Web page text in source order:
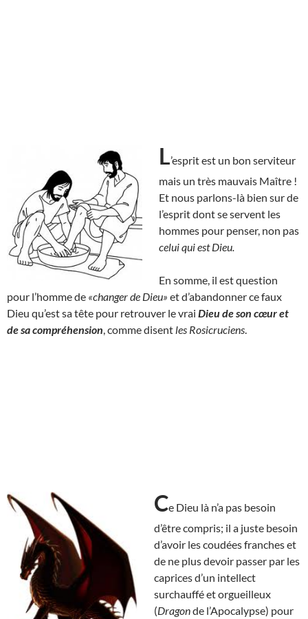
L’esprit est un bon serviteur
mais un très mauvais Maître !
Et nous parlons-là bien sur de
l’esprit dont se servent les
hommes pour penser, non pas
celui qui est Dieu.
En somme, il est question
pour l’homme de «changer de Dieu» et d’abandonner ce faux
Dieu qu’est sa tête pour retrouver le vrai Dieu de son cœur et
de sa compréhension , comme disent les Rosicruciens
Ce Dieu là n’a pas besoin
d’être compris; il a juste besoin
d’avoir les coudées franches et
de ne plus devoir passer par les
caprices d’un intellect
surchauffé et orgueilleux
(Dragonde l’Apocalypse) pour